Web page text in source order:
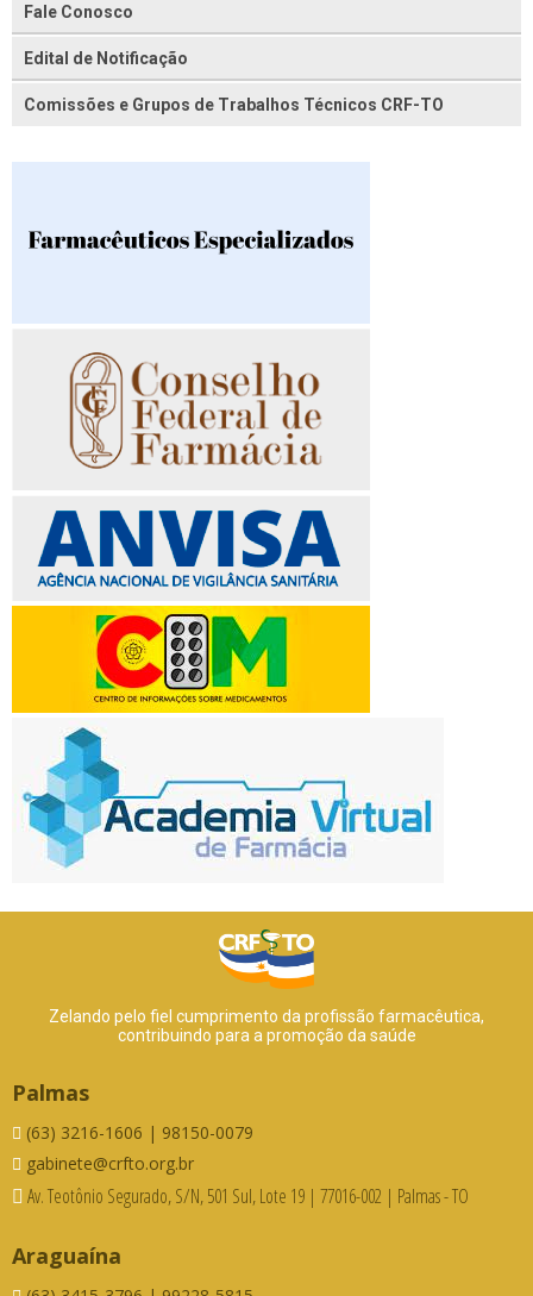
Fale Conosco
Edital de Notificação
Comissões e Grupos de Trabalhos Técnicos CRF-TO
Zelando pelo fiel cumprimento da profissão farmacêutica,
contribuindo para a promoção da saúde
Palmas
(63) 3216-1606 | 98150-0079
gabinete@crfto.org.br
Av. Teotônio Segurado, S/N, 501 Sul, Lote 19 | 77016-002 | Palmas - TO
Araguaína